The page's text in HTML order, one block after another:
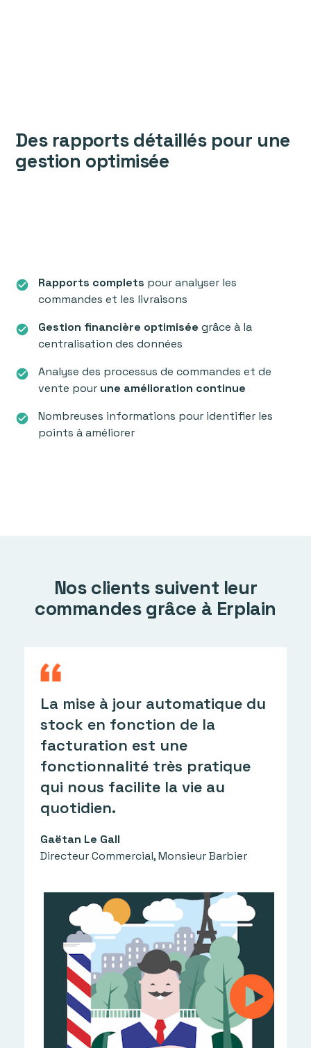
Des rapports détaillés pour une
gestion optimisée
check_circle Rapports complets pour analyser les
commandes et les livraisons
check_circle Gestion financière optimiséegrâce à la
centralisation des données
check_circle
Analyse des processus de commandes et de
vente pour une amélioration continue
check_circle
Nombreuses informations pour identifier les
points à améliorer
Nos clients suivent leur
commandes grâce à Erplain
La mise à jour automatique du
stock en fonction de la
facturation est une
fonctionnalité très pratique
qui nous facilite la vie au
quotidien.
Gaëtan Le Gall
Directeur Commercial, Monsieur Barbier